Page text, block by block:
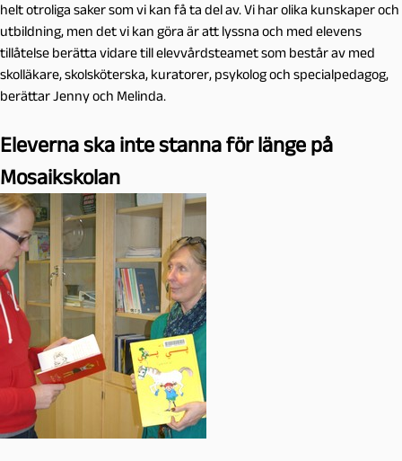
helt otroliga saker som vi kan få ta del av. Vi har olika kunskaper och
utbildning, men det vi kan göra är att lyssna och med elevens
tillåtelse berätta vidare till elevvårdsteamet som består av med
skolläkare, skolsköterska, kuratorer, psykolog och specialpedagog,
berättar Jenny och Melinda.
Eleverna ska inte stanna för länge på
Mosaikskolan